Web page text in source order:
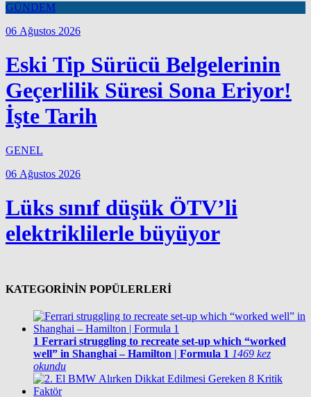
GÜNDEM
06 Ağustos 2026
Eski Tip Sürücü Belgelerinin
Geçerlilik Süresi Sona Eriyor!
İşte Tarih
GENEL
06 Ağustos 2026
Lüks sınıf düşük ÖTV’li
elektriklilerle büyüyor
KATEGORİNİN POPÜLERLERİ
1 Ferrari struggling to recreate set-up which “worked
well” in Shanghai – Hamilton | Formula 1 1469 kez
okundu